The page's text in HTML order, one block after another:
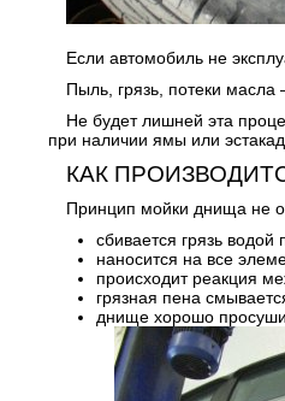
Если автомобиль не
Пыль, грязь, потеки масла
Не будет лишней эта
при наличии ямы или
КАК
Принцип мойки днища не
сбивается грязь
наносится на все
происходит реакция
грязная пена
днище хорошо